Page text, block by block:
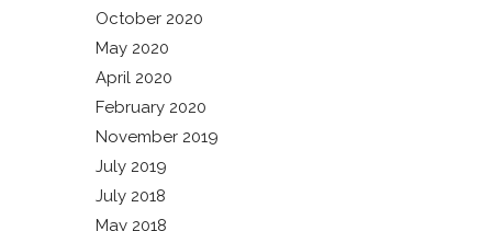
October 2020
May 2020
April 2020
February 2020
November 2019
July 2019
July 2018
May 2018